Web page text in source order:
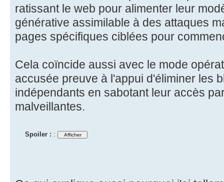
ratissant le web pour alimenter leur
générative assimilable à des attaques
pages spécifiques ciblées pour
Cela coïncide aussi avec le mode
accusée preuve à l'appui d'éliminer les
indépendants en sabotant leur accès
malveillantes.
Spoiler : :